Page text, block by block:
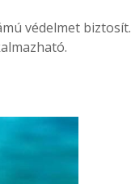
védelmet biztosít.